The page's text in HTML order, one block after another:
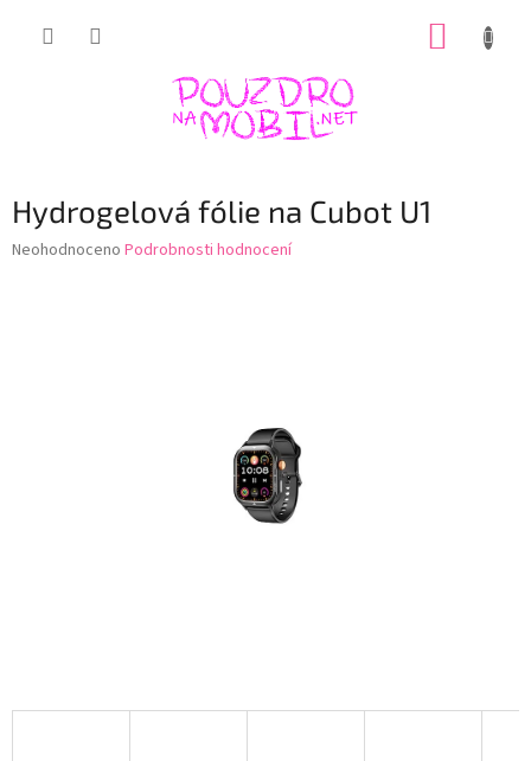
Hydrogelová fólie na Cubot U1
Průměrné
Neohodnoceno Podrobnosti hodnocení